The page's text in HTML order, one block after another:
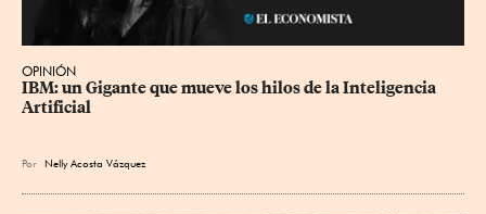
OPINIÓN
IBM: un Gigante que mueve los hilos de la Inteligencia
Artificial
Por Nelly Acosta Vázquez